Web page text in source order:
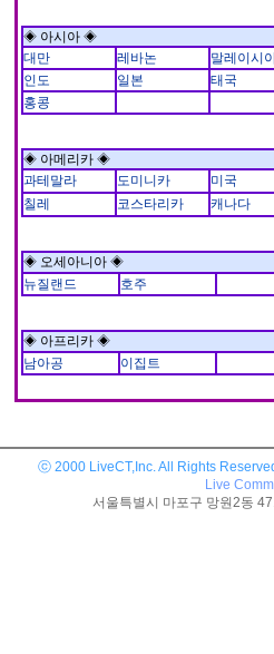
◈ 아시아 ◈
대만
레바논
말레이시
인도
일본
태국
홍콩
◈ 아메리카 ◈
과테말라
도미니카
미국
칠레
코스타리카 캐나다
◈ 오세아니아 ◈
뉴질랜드
호주
◈ 아프리카 ◈
남아공
이집트
ⓒ 2000 LiveCT,Inc. All Rights
Live
서울특별시 마포구 망원2동